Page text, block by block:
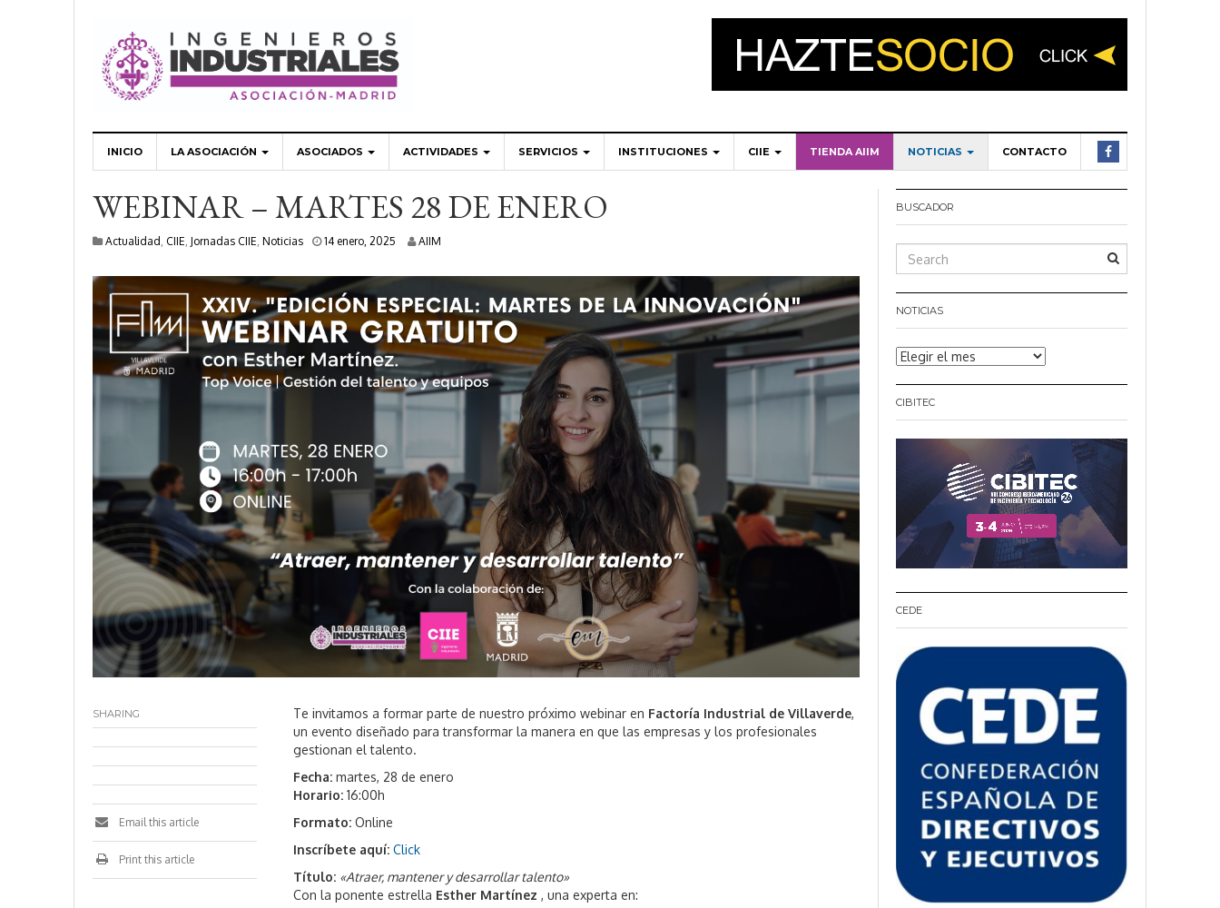
INICIO LA ASOCIACIÓN ASOCIADOS ACTIVIDADES SERVICIOS INSTITUCIONES CIIE TIENDA AIIM NOTICIAS CONTACTO
WEBINAR – MARTES 28 DE ENERO
Actualidad , CIIE, Jornadas CIIE, Noticias 14 enero, 2025
e
r
o
,
2
0
2
AIIM
Te invitamos a formar parte de nuestro próximo webinar en Factoría Industrial de Villaverde,
un evento diseñado para transformar la manera en que las empresas y los profesionales
gestionan el talento.
️Fecha: martes, 28 de enero
Horario: 16:00h
Formato: Online
Inscríbete aquí: Click
Título: «Atraer, mantener y desarrollar talento»
Con la ponente estrella Esther Martínez , una experta en:
SHARING
Email this article
Print this article
BUSCADOR
NOTICIAS
Noticias
CIBITEC
CEDE